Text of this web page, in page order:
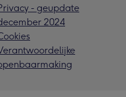
- geupdate
2024